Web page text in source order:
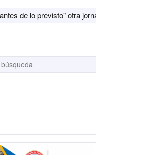
otra jornada de diálogo por